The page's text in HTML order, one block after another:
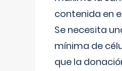
contenida en
Se necesita
mínima de
que la